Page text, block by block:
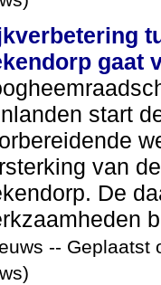
gaat
start
van
De
-- Geplaatst